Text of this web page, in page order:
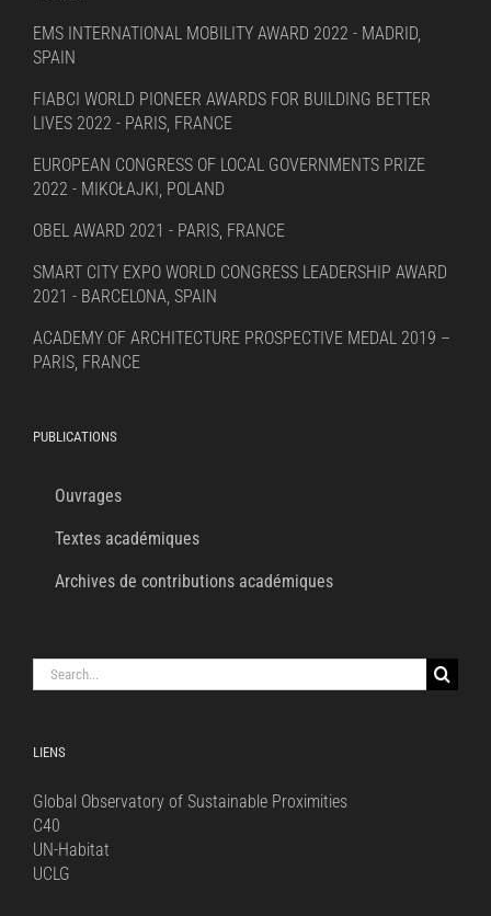
EMS INTERNATIONAL MOBILITY AWARD 2022 - MADRID,
SPAIN
FIABCI WORLD PIONEER AWARDS FOR BUILDING BETTER
LIVES 2022 - PARIS, FRANCE
EUROPEAN CONGRESS OF LOCAL GOVERNMENTS PRIZE
2022 - MIKOŁAJKI, POLAND
OBEL AWARD 2021 - PARIS, FRANCE
SMART CITY EXPO WORLD CONGRESS LEADERSHIP AWARD
2021 - BARCELONA, SPAIN
ACADEMY OF ARCHITECTURE PROSPECTIVE MEDAL 2019 –
PARIS, FRANCE
PUBLICATIONS
Ouvrages
Textes académiques
Archives de contributions académiques
Search
for:
LIENS
Global Observatory of Sustainable Proximities
C40
UN-Habitat
UCLG